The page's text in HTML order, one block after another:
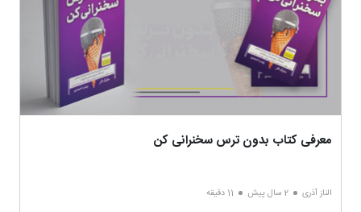
معرفی کتاب بدون ترس سخنرانی کن
الناز آذری 2 سال پیش 11 دقیقه